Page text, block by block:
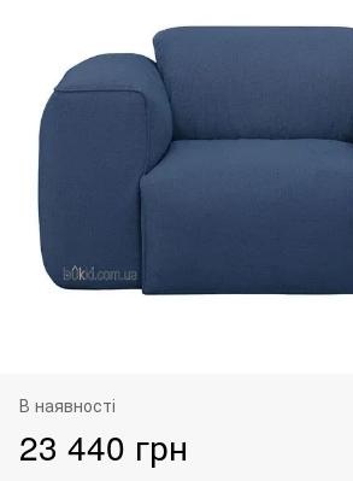
В наявності
23 440 грн